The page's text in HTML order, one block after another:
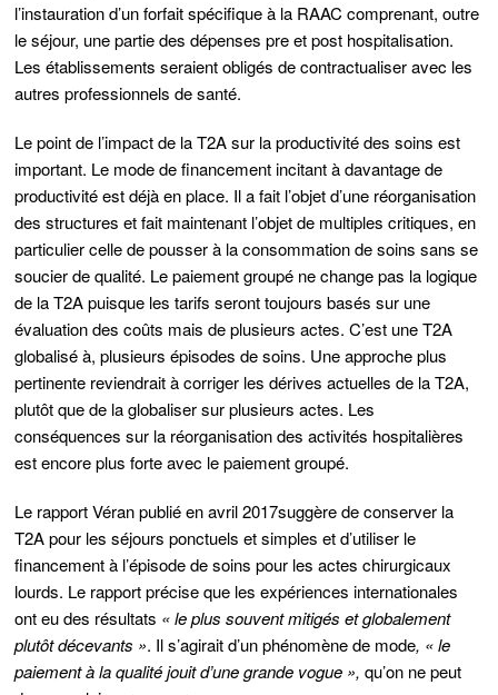
l’instauration d’un forfait spécifique à la RAAC comprenant, outre
le séjour, une partie des dépenses pre et post hospitalisation.
Les établissements seraient obligés de contractualiser avec les
autres professionnels de santé.
Le point de l’impact de la T2A sur la productivité des soins est
important. Le mode de financement incitant à davantage de
productivité est déjà en place. Il a fait l’objet d’une réorganisation
des structures et fait maintenant l’objet de multiples critiques, en
particulier celle de pousser à la consommation de soins sans se
soucier de qualité. Le paiement groupé ne change pas la logique
de la T2A puisque les tarifs seront toujours basés sur une
évaluation des coûts mais de plusieurs actes.C’est une T2A
globalisé à, plusieurs épisodes de soins. Une approche plus
pertinente reviendrait à corriger les dérives actuelles de la T2A,
plutôt que de la globaliser sur plusieurs actes. Les
conséquences sur la réorganisation des activités hospitalières
est encore plus forte avec le paiement groupé.
Le rapport Véran publié en avril 2017suggère de conserver la
T2A pour les séjours ponctuels et simples et d’utiliser le
financement à l’épisode de soins pour les actes chirurgicaux
lourds. Le rapport précise que les expériences internationales
ont eu des résultats « le plus souvent mitigés et globalement
plutôt décevants ». Il s’agirait d’un phénomène de mode, « le
paiement à la qualité jouit d’une grande vogue »,qu’on ne peut